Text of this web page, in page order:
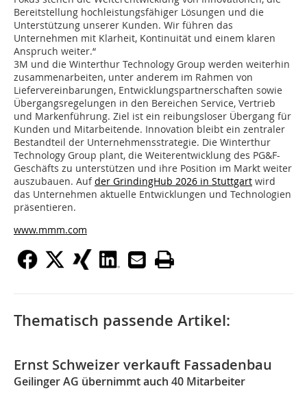
Bereitstellung hochleistungsfähiger Lösungen und die
Unterstützung unserer Kunden. Wir führen das
Unternehmen mit Klarheit, Kontinuität und einem klaren
Anspruch weiter.“
3M und die Winterthur Technology Group werden weiterhin
zusammenarbeiten, unter anderem im Rahmen von
Liefervereinbarungen, Entwicklungspartnerschaften sowie
Übergangsregelungen in den Bereichen Service, Vertrieb
und Markenführung. Ziel ist ein reibungsloser Übergang für
Kunden und Mitarbeitende. Innovation bleibt ein zentraler
Bestandteil der Unternehmensstrategie. Die Winterthur
Technology Group plant, die Weiterentwicklung des PG&F-
Geschäfts zu unterstützen und ihre Position im Markt weiter
auszubauen. Aufder GrindingHub 2026 in Stuttgart wird
das Unternehmen aktuelle Entwicklungen und Technologien
präsentieren.
www.mmm.com
Thematisch passende Artikel:
Ernst Schweizer verkauft Fassadenbau
Geilinger AG übernimmt auch 40 Mitarbeiter